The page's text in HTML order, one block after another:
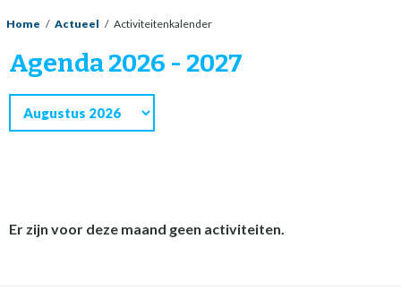
Home / Actueel / Activiteitenkalender
Agenda 2026 - 2027
Er zijn voor deze maand geen activiteiten.